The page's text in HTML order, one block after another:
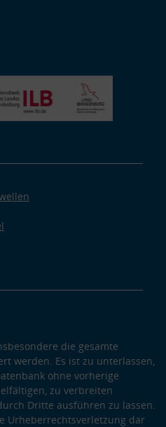
die gesamte
werden. Es ist zu unterlassen,
ohne vorherige
zu verbreiten
Dritte ausführen zu lassen.
Urheberrechtsverletzung dar